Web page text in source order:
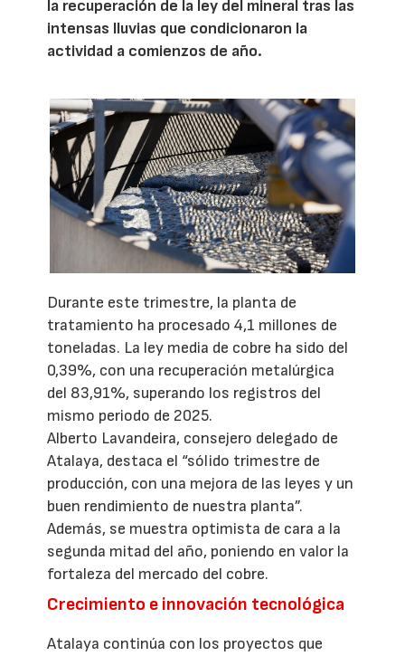
la recuperación de la ley del mineral tras las
intensas lluvias que condicionaron la
actividad a comienzos de año.
Durante este trimestre, la planta de
tratamiento ha procesado 4,1 millones de
toneladas. La ley media de cobre ha sido del
0,39%, con una recuperación metalúrgica
del 83,91%, superando los registros del
mismo periodo de 2025.
Alberto Lavandeira, consejero delegado de
Atalaya, destaca el “sólido trimestre de
producción, con una mejora de las leyes y un
buen rendimiento de nuestra planta”.
Además, se muestra optimista de cara a la
segunda mitad del año, poniendo en valor la
fortaleza del mercado del cobre.
Crecimiento e innovación tecnológica
Atalaya continúa con los proyectos que